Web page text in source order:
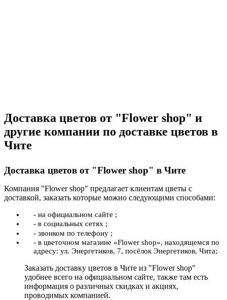
Доставка цветов от "Flower shop" и
другие компании по доставке цветов в
Чите
Доставка цветов от "Flower shop" в Чите
Компания "Flower shop" предлагает клиентам цветы с
доставкой, заказать которые можно следующими способами:
- на официальном сайте ;
- в социальных сетях ;
- звонком по телефону ;
- в цветочном магазине «Flower shop», находящемся по
адресу: ул. Энергетиков, 7, посёлок Энергетиков, Чита;
Заказать доставку цветов в Чите из "Flower shop"
удобнее всего на официальном сайте, также там есть
информация о различных скидках и акциях,
проводимых компанией.